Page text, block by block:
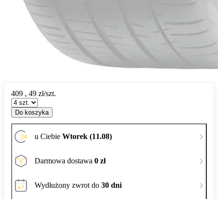
409 , 49 zł/szt.
Do koszyka
u Ciebie Wtorek (11.08)
Darmowa dostawa 0 zł
Wydłużony zwrot do 30 dni